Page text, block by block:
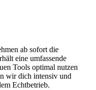
ab sofort die
eine umfassende
Tools optimal nutzen
wir dich intensiv und
Echtbetrieb.